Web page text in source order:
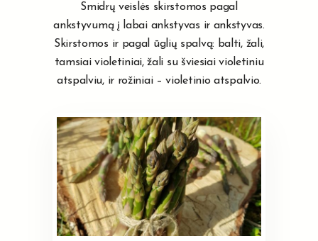
Smidrų veislės skirstomos pagal
ankstyvumą į labai ankstyvas ir ankstyvas.
Skirstomos ir pagal ūglių spalvą: balti, žali,
tamsiai violetiniai, žali su šviesiai violetiniu
atspalviu, ir rožiniai – violetinio atspalvio.